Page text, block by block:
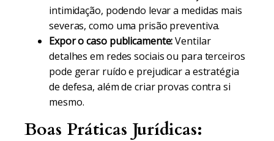
intimidação, podendo levar a medidas mais
severas, como uma prisão preventiva.
Expor o caso publicamente:Ventilar
detalhes em redes sociais ou para terceiros
pode gerar ruído e prejudicar a estratégia
de defesa, além de criar provas contra si
mesmo.
Boas Práticas Jurídicas: